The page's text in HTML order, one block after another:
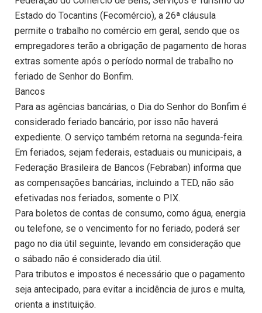
Estado do Tocantins (Fecomércio), a 26ª cláusula
permite o trabalho no comércio em geral, sendo que os
empregadores terão a obrigação de pagamento de horas
extras somente após o período normal de trabalho no
feriado de Senhor do Bonfim.
Bancos
Para as agências bancárias, o Dia do Senhor do Bonfim é
considerado feriado bancário, por isso não haverá
expediente. O serviço também retorna na segunda-feira.
Em feriados, sejam federais, estaduais ou municipais, a
Federação Brasileira de Bancos (Febraban) informa que
as compensações bancárias, incluindo a TED, não são
efetivadas nos feriados, somente o PIX.
Para boletos de contas de consumo, como água, energia
ou telefone, se o vencimento for no feriado, poderá ser
pago no dia útil seguinte, levando em consideração que
o sábado não é considerado dia útil.
Para tributos e impostos é necessário que o pagamento
seja antecipado, para evitar a incidência de juros e multa,
orienta a instituição.